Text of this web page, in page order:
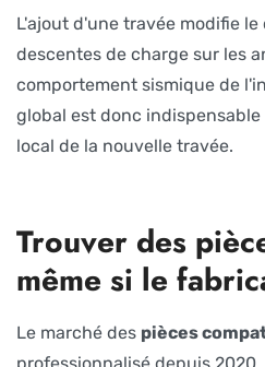
L'ajout d'une travée modifie
descentes de charge sur les
comportement sismique de
global est donc
local de la nouvelle travée.
Trouver des
même si le
Le marché des pièces